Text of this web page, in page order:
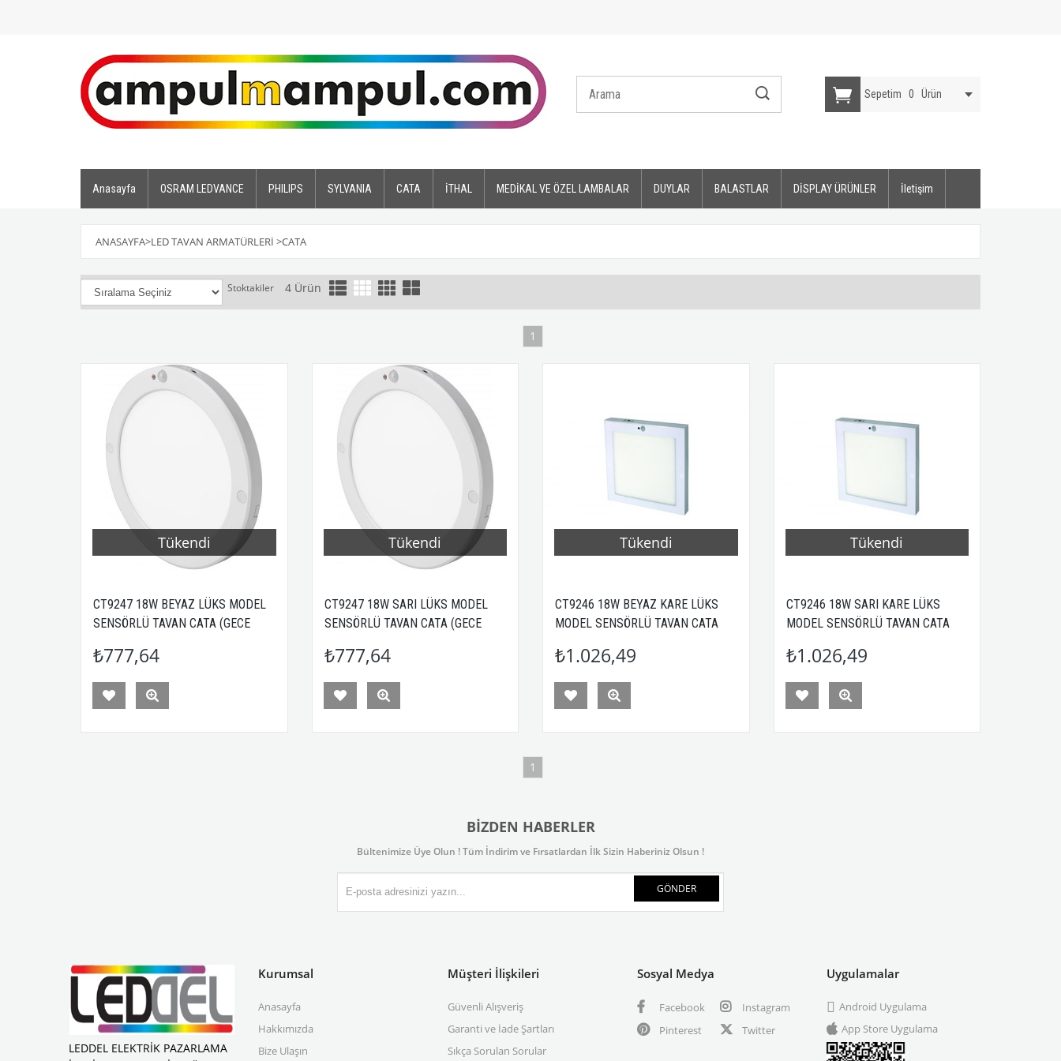
Sepetim 0 Ürün
Anasayfa OSRAM LEDVANCE PHILIPS SYLVANIA CATA İTHAL MEDİKAL VE ÖZEL LAMBALAR DUYLAR BALASTLAR DİSPLAY ÜRÜNLER İletişim
ANASAYFA>LED TAVAN ARMATÜRLERİ >CATA
Stoktakiler 4 Ürün
1
Tükendi
CT9247 18W BEYAZ LÜKS MODEL
SENSÖRLÜ TAVAN CATA (GECE
₺777,64
Tükendi
CT9247 18W SARI LÜKS MODEL
SENSÖRLÜ TAVAN CATA (GECE
₺777,64
Tükendi
CT9246 18W BEYAZ KARE LÜKS
MODEL SENSÖRLÜ TAVAN CATA
₺1.026,49
Tükendi
CT9246 18W SARI KARE LÜKS
MODEL SENSÖRLÜ TAVAN CATA
₺1.026,49
1
BIZDEN HABERLER
Bültenimize Üye Olun ! Tüm İndirim ve Fırsatlardan İlk Sizin Haberiniz Olsun !
GÖNDER
LEDDEL ELEKTRİK PAZARLAMA
Kurumsal
Anasayfa
Hakkımızda
Bize Ulaşın
Müşteri İlişkileri
Güvenli Alışveriş
Garanti ve İade Şartları
Sıkça Sorulan Sorular
Sosyal Medya
Facebook
Instagram
Pinterest
Twitter
Uygulamalar
Android Uygulama
App Store Uygulama